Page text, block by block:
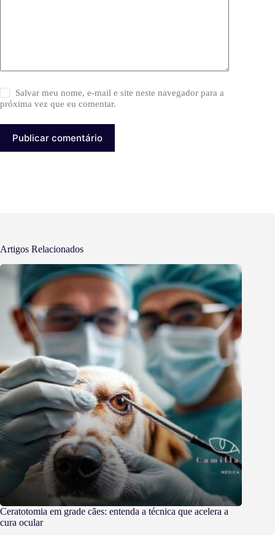
Salvar meu nome, e-mail e site neste navegador para a
próxima vez que eu comentar.
Publicar comentário
Artigos Relacionados
Ceratotomia em grade cães: entenda a técnica que acelera a
cura ocular